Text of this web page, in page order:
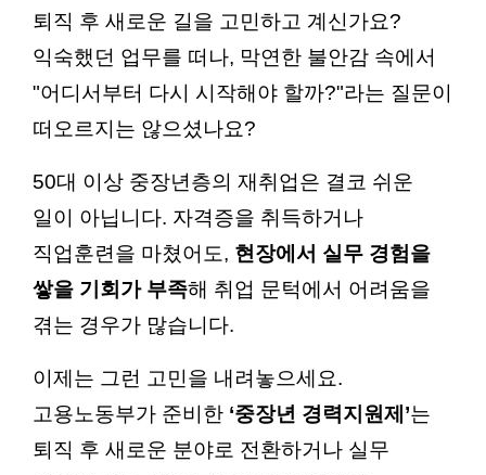
퇴직 후 새로운 길을 고민하고 계신가요?
익숙했던 업무를 떠나, 막연한 불안감 속에서
"어디서부터 다시 시작해야 할까?"라는 질문이
떠오르지는 않으셨나요?
50대 이상 중장년층의 재취업은 결코 쉬운
일이 아닙니다. 자격증을 취득하거나
직업훈련을 마쳤어도, 현장에서 실무 경험을
쌓을 기회가 부족해 취업 문턱에서 어려움을
겪는 경우가 많습니다.
이제는 그런 고민을 내려놓으세요.
고용노동부가 준비한 ‘중장년 경력지원제’는
퇴직 후 새로운 분야로 전환하거나 실무